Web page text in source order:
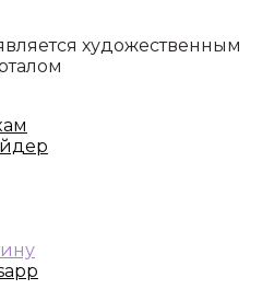
художественным